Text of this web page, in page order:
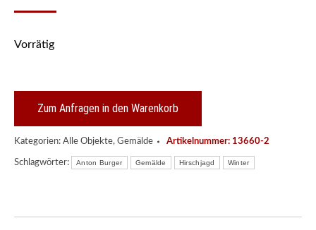
Vorrätig
Zum Anfragen in den Warenkorb
Kategorien: Alle Objekte, Gemälde Artikelnummer: 13660-2
Schlagwörter: Anton Burger Gemälde Hirschjagd Winter